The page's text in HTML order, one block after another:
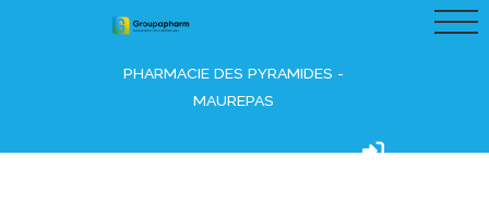
PHARMACIE DES PYRAMIDES -
MAUREPAS